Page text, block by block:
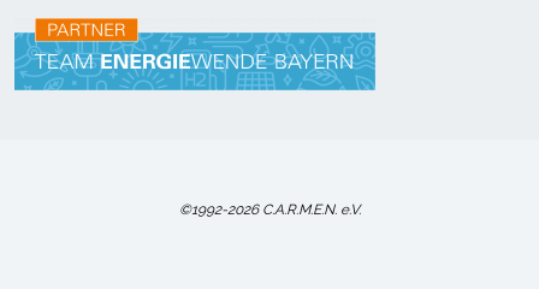
©1992-2026 C.A.R.M.E.N. e.V.